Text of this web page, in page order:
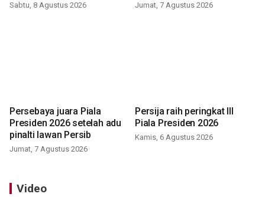
Sabtu, 8 Agustus 2026 Jumat, 7 Agustus 2026
Persebaya juara Piala
Presiden 2026 setelah adu
pinalti lawan Persib
Jumat, 7 Agustus 2026
Persija raih peringkat III
Piala Presiden 2026
Kamis, 6 Agustus 2026
Video